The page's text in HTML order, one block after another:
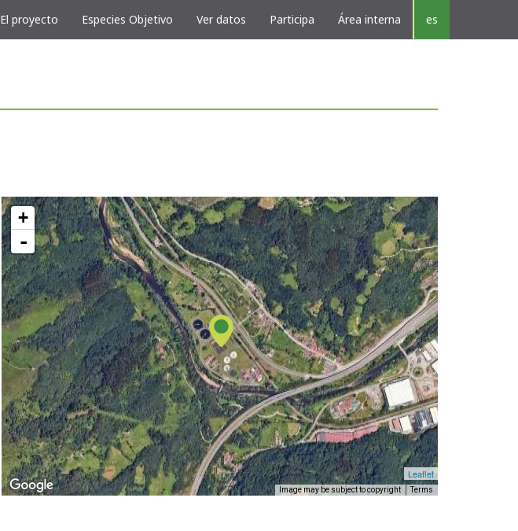
El proyecto Especies Objetivo Ver datos Participa Área interna es
+
-
Leaflet
Image may be subject to copyright Terms